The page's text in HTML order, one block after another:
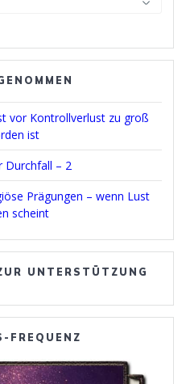
vor Kontrollverlust zu groß
ist
Durchfall – 2
Prägungen – wenn Lust
scheint
UNTERSTÜTZUNG
FREQUENZ